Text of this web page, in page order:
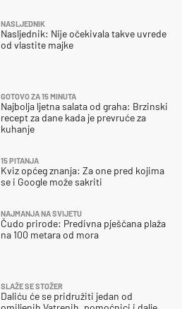
SLAŽE SE STOŽER
Daliću će se pridružiti jedan od
NASLJEDNIK
Nasljednik: Nije očekivala takve uvrede
od vlastite majke
GOTOVO ZA 15 MINUTA
Najbolja ljetna salata od graha: Brzinski
recept za dane kada je prevruće za
kuhanje
15 PITANJA
Kviz općeg znanja: Za one pred kojima
se i Google može sakriti
NAJMANJA NA SVIJETU
Čudo prirode: Predivna pješčana plaža
na 100 metara od mora